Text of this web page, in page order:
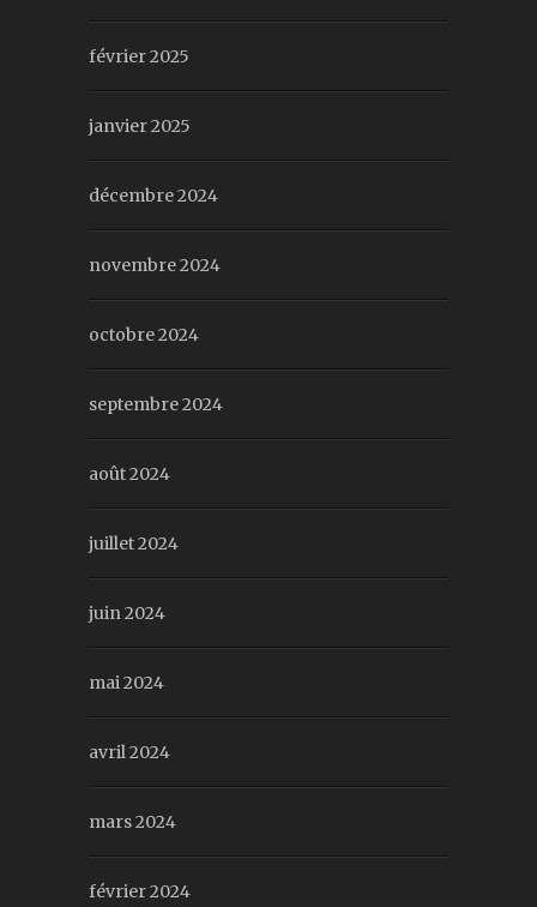
février 2025
janvier 2025
décembre 2024
novembre 2024
octobre 2024
septembre 2024
août 2024
juillet 2024
juin 2024
mai 2024
avril 2024
mars 2024
février 2024